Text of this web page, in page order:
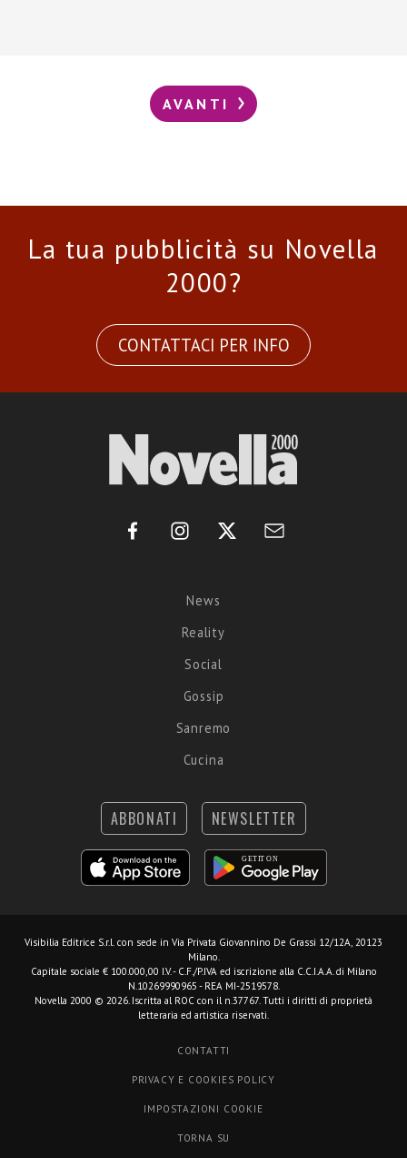
AVANTI
La tua pubblicità su Novella
2000?
CONTATTACI PER INFO
News
Reality
Social
Gossip
Sanremo
Cucina
ABBONATI NEWSLETTER
Visibilia Editrice S.r.l. con sede in Via Privata Giovannino De Grassi 12/12A, 20123
Milano.
Capitale sociale € 100.000,00 I.V. - C.F./P.IVA ed iscrizione alla C.C.I.A.A. di Milano
N.10269990965 - REA MI-2519578.
Novella 2000 © 2026. Iscritta al ROC con il n.37767. Tutti i diritti di proprietà
letteraria ed artistica riservati.
CONTATTI
PRIVACY E COOKIES POLICY
IMPOSTAZIONI COOKIE
TORNA SU